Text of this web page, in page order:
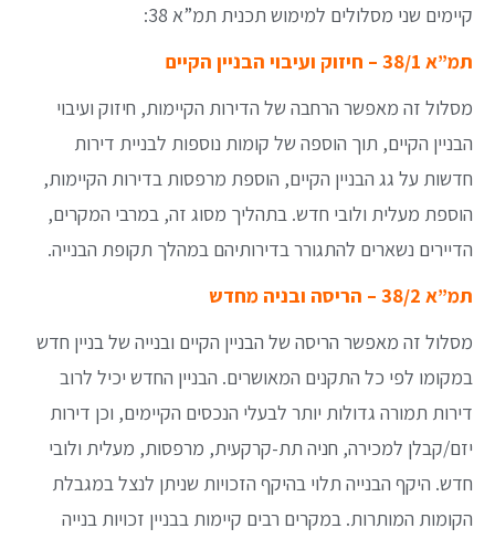
קיימים שני מסלולים למימוש תכנית תמ”א 38:
תמ”א 38/1 – חיזוק ועיבוי הבניין הקיים
מסלול זה מאפשר הרחבה של הדירות הקיימות, חיזוק ועיבוי
הבניין הקיים, תוך הוספה של קומות נוספות לבניית דירות
חדשות על גג הבניין הקיים, הוספת מרפסות בדירות הקיימות,
הוספת מעלית ולובי חדש. בתהליך מסוג זה, במרבי המקרים,
הדיירים נשארים להתגורר בדירותיהם במהלך תקופת הבנייה.
תמ”א 38/2 – הריסה ובניה מחדש
מסלול זה מאפשר הריסה של הבניין הקיים ובנייה של בניין חדש
במקומו לפי כל התקנים המאושרים. הבניין החדש יכיל לרוב
דירות תמורה גדולות יותר לבעלי הנכסים הקיימים, וכן דירות
יזם/קבלן למכירה, חניה תת-קרקעית, מרפסות, מעלית ולובי
חדש. היקף הבנייה תלוי בהיקף הזכויות שניתן לנצל במגבלת
הקומות המותרות. במקרים רבים קיימות בבניין זכויות בנייה